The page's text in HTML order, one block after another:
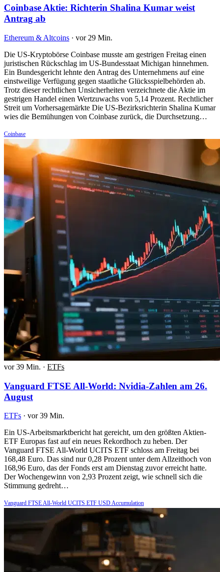
Coinbase Aktie: Richterin Shalina Kumar weist
Antrag ab
Ethereum & Altcoins · vor 29 Min.
Die US-Kryptobörse Coinbase musste am gestrigen Freitag einen
juristischen Rückschlag im US-Bundesstaat Michigan hinnehmen.
Ein Bundesgericht lehnte den Antrag des Unternehmens auf eine
einstweilige Verfügung gegen staatliche Glücksspielbehörden ab.
Trotz dieser rechtlichen Unsicherheiten verzeichnete die Aktie im
gestrigen Handel einen Wertzuwachs von 5,14 Prozent. Rechtlicher
Streit um Vorhersagemärkte Die US-Bezirksrichterin Shalina Kumar
wies die Bemühungen von Coinbase zurück, die Durchsetzung…
Coinbase
vor 39 Min. · ETFs
Vanguard FTSE All-World: Nvidia-Zahlen am 26.
August
ETFs · vor 39 Min.
Ein US-Arbeitsmarktbericht hat gereicht, um den größten Aktien-
ETF Europas fast auf ein neues Rekordhoch zu heben. Der
Vanguard FTSE All-World UCITS ETF schloss am Freitag bei
168,48 Euro. Das sind nur 0,28 Prozent unter dem Allzeithoch von
168,96 Euro, das der Fonds erst am Dienstag zuvor erreicht hatte.
Der Wochengewinn von 2,93 Prozent zeigt, wie schnell sich die
Stimmung gedreht…
Vanguard FTSE All-World UCITS ETF USD Accumulation